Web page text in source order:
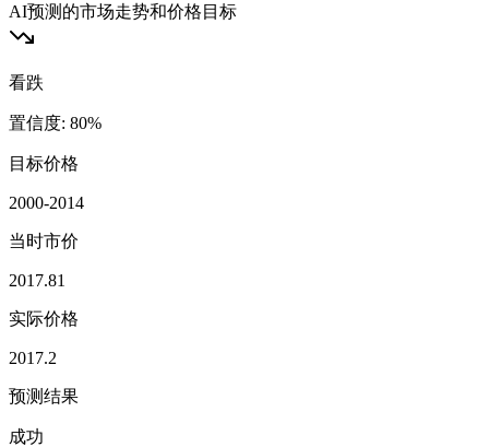
AI预测的市场走势和价格目标
看跌
置信度: 80%
目标价格
2000-2014
当时市价
2017.81
实际价格
2017.2
预测结果
成功